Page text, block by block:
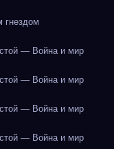
гнездом
— Война и мир
— Война и мир
— Война и мир
— Война и мир